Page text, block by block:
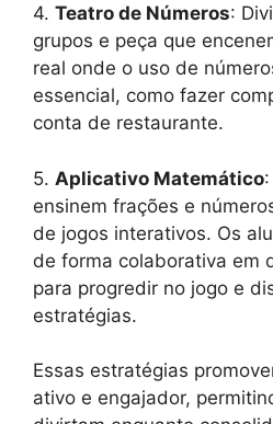
4. Teatro de Números:
grupos e peça que
real onde o uso de
essencial, como fazer
conta de restaurante.
5. Aplicativo Matemático
ensinem frações e
de jogos interativos. Os
de forma colaborativa em
para progredir no jogo e
estratégias.
Essas estratégias
ativo e engajador,